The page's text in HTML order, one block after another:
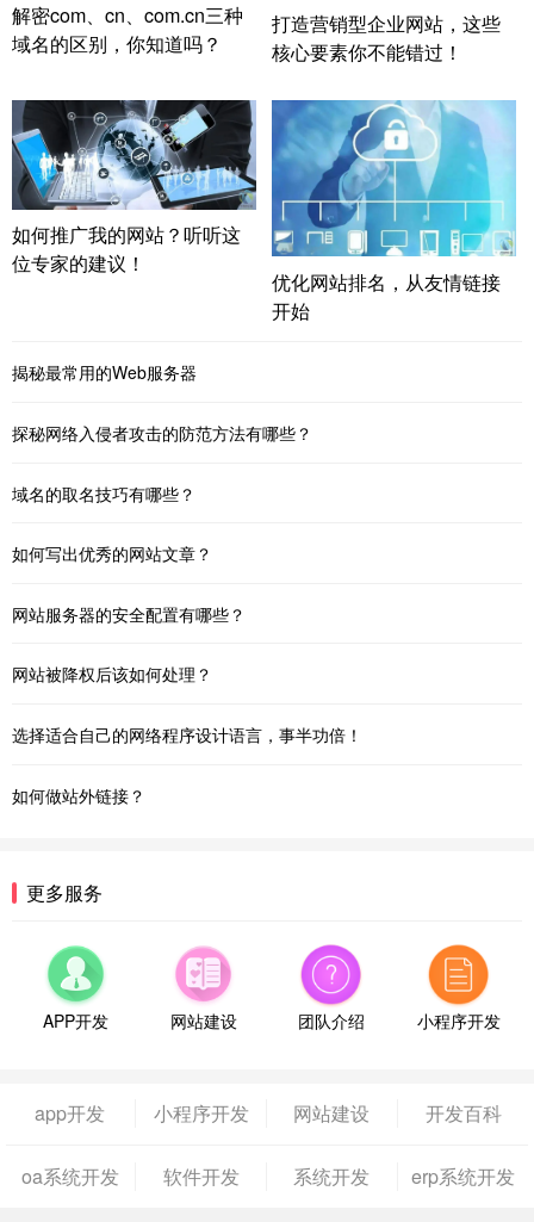
解密com、cn、com.cn三种
域名的区别，你知道吗？
打造营销型企业网站，这些
核心要素你不能错过！
如何推广我的网站？听听这
位专家的建议！
优化网站排名，从友情链接
开始
揭秘最常用的Web服务器
探秘网络入侵者攻击的防范方法有哪些？
域名的取名技巧有哪些？
如何写出优秀的网站文章？
网站服务器的安全配置有哪些？
网站被降权后该如何处理？
选择适合自己的网络程序设计语言，事半功倍！
如何做站外链接？
更多服务
APP开发 网站建设 团队介绍 小程序开发
app开发 小程序开发 网站建设 开发百科
oa系统开发 软件开发 系统开发 erp系统开发